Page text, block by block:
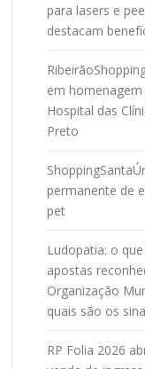
para lasers e
destacam
em
Hospital das
Preto
permanente de
pet
Ludopatia: o
apostas
Organização
quais são os
RP Folia 2026